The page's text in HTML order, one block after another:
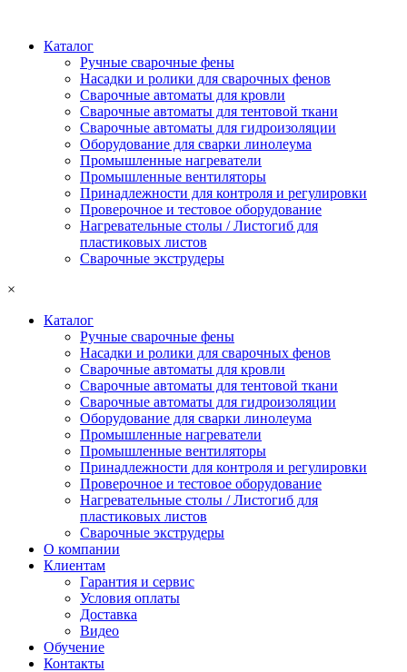
Каталог
Ручные сварочные фены
Насадки и ролики для сварочных фенов
Сварочные автоматы для кровли
Сварочные автоматы для тентовой ткани
Сварочные автоматы для гидроизоляции
Оборудование для сварки линолеума
Промышленные нагреватели
Промышленные вентиляторы
Принадлежности для контроля и регулировки
Проверочное и тестовое оборудование
Нагревательные столы / Листогиб для
пластиковых листов
Сварочные экструдеры
×
Каталог
Ручные сварочные фены
Насадки и ролики для сварочных фенов
Сварочные автоматы для кровли
Сварочные автоматы для тентовой ткани
Сварочные автоматы для гидроизоляции
Оборудование для сварки линолеума
Промышленные нагреватели
Промышленные вентиляторы
Принадлежности для контроля и регулировки
Проверочное и тестовое оборудование
Нагревательные столы / Листогиб для
пластиковых листов
Сварочные экструдеры
О компании
Клиентам
Гарантия и сервис
Условия оплаты
Доставка
Видео
Обучение
Контакты